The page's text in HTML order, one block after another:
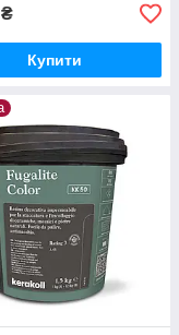
₴
Купити